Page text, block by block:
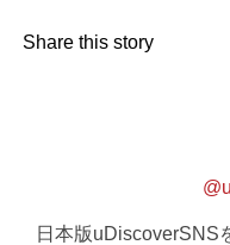
Share this story
日本版uDiscoverSNS